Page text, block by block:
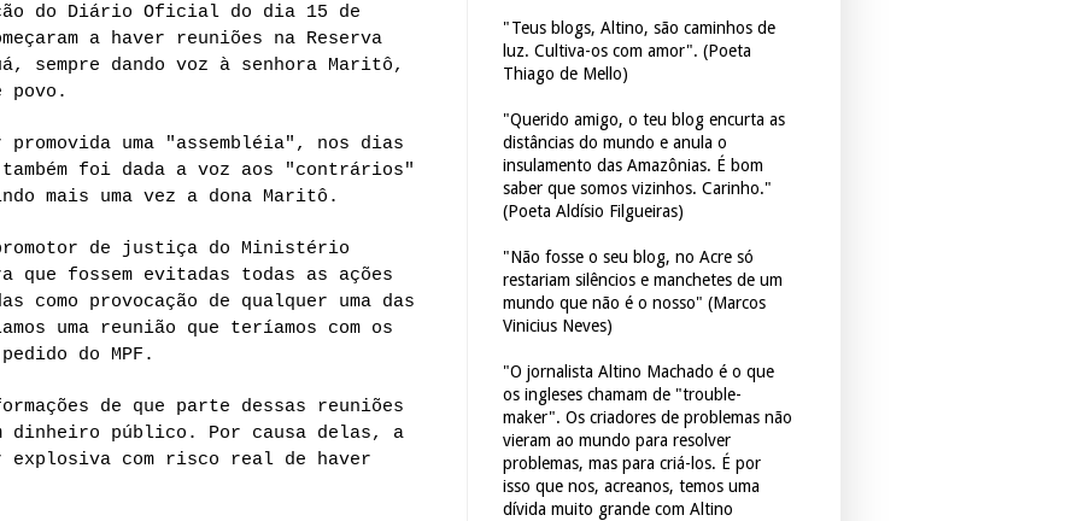
do Diário Oficial do dia 15 de
a haver reuniões na Reserva
dando voz à senhora Maritô,
povo.
promovida uma "assembléia", nos dias
foi dada a voz aos "contrários"
mais uma vez a dona Maritô.
de justiça do Ministério
que fossem evitadas todas as ações
como provocação de qualquer uma das
uma reunião que teríamos com os
do MPF.
de que parte dessas reuniões
dinheiro público. Por causa delas, a
com risco real de haver
"Teus blogs, Altino, são caminhos de
luz. Cultiva-os com amor". (Poeta
Thiago de Mello)
"Querido amigo, o teu blog encurta as
distâncias do mundo e anula o
insulamento das Amazônias. É bom
saber que somos vizinhos. Carinho."
(Poeta Aldísio Filgueiras)
"Não fosse o seu blog, no Acre só
restariam silêncios e manchetes de um
mundo que não é o nosso" (Marcos
Vinicius Neves)
"O jornalista Altino Machado é o que
os ingleses chamam de "trouble-
maker". Os criadores de problemas não
vieram ao mundo para resolver
problemas, mas para criá-los. É por
isso que nos, acreanos, temos uma
dívida muito grande com Altino